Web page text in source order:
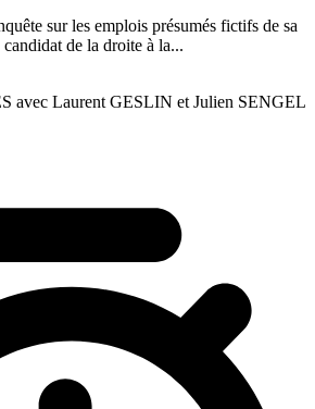
sur les emplois présumés fictifs de sa
de la droite à la...
avec Laurent GESLIN et Julien SENGEL